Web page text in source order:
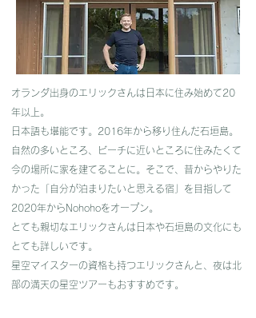
オランダ出身のエリックさんは日本に住み始めて20
年以上。
​日本語も堪能です。2016年から移り住んだ石垣島。
自然の多いところ、ビーチに近いところに住みたくて
今の場所に家を建てることに。そこで、昔からやりた
かった「自分が泊まりたいと思える宿」を目指して
2020年からNohohoをオープン。
​とても親切なエリックさんは日本や石垣島の文化にも
とても詳しいです。
​星空マイスターの資格も持つエリックさんと、夜は北
部の満天の星空ツアーもおすすめです。